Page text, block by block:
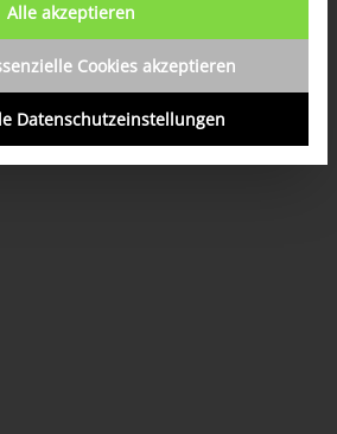
Alle akzeptieren
Cookies akzeptieren
Datenschutzeinstellungen